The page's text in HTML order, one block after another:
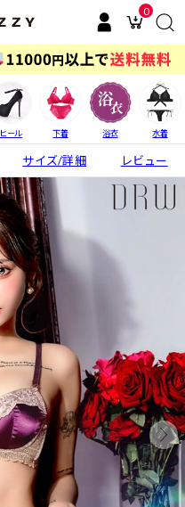
0
ヒール 下着 浴衣 水着
サイズ/詳細 レビュー